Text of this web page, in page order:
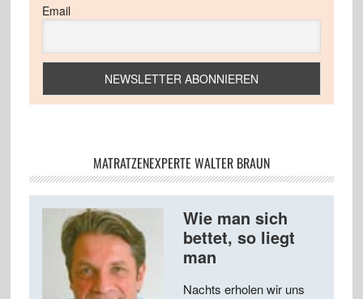
Email
MATRATZENEXPERTE WALTER BRAUN
Wie man sich
bettet, so liegt
man
Nachts erholen wir uns